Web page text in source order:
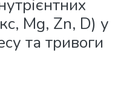
Mg, Zn, D) у
та тривоги